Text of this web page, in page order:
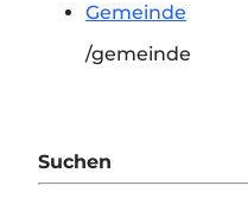
Gemeinde
/gemeinde
Suchen